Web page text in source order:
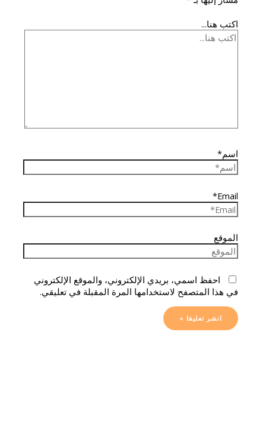
اكتب هنا...
اسم*
Email*
الموقع
احفظ اسمي، بريدي الإلكتروني، والموقع الإلكتروني
في هذا المتصفح لاستخدامها المرة المقبلة في تعليقي.